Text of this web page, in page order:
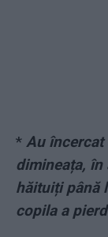
* Au încercat
dimineața,
hăituiți până
copila a